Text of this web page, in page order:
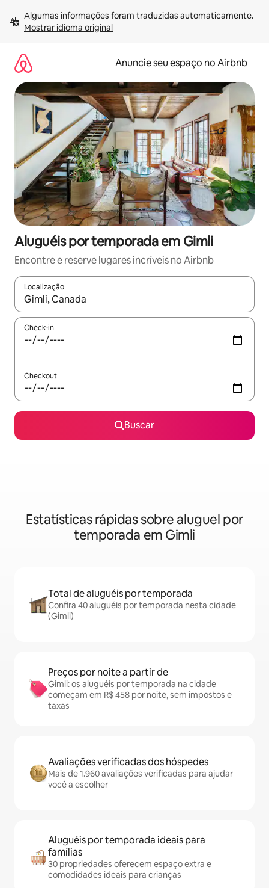
para
Mostrar idioma original
Anuncie seu espaço no Airbnb
Aluguéis por temporada em Gimli
Encontre e reserve lugares incríveis no Airbnb
Localização
Quando os resultados estiverem disponíveis, explore-os
Check-in
Checkout
Buscar
Estatísticas rápidas sobre aluguel por
temporada em Gimli
Total de aluguéis por temporada
Confira 40 aluguéis por temporada nesta cidade
(Gimli)
Preços por noite a partir de
Gimli: os aluguéis por temporada na cidade
começam em R$ 458 por noite, sem impostos e
taxas
Avaliações verificadas dos hóspedes
Mais de 1.960 avaliações verificadas para ajudar
você a escolher
Aluguéis por temporada ideais para
famílias
30 propriedades oferecem espaço extra e
comodidades ideais para crianças